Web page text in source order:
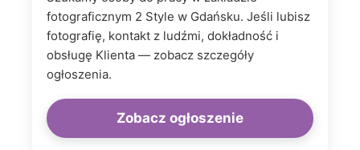
fotograficznym 2 Style w Gdańsku. Jeśli lubisz
fotografię, kontakt z ludźmi, dokładność i
obsługę Klienta — zobacz szczegóły
ogłoszenia.
Zobacz ogłoszenie